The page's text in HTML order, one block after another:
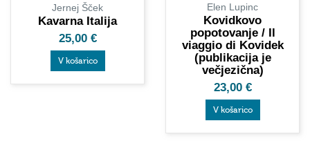
Jernej Šček
Kavarna Italija
25,00 €
V košarico
Elen Lupinc
Kovidkovo
popotovanje / Il
viaggio di Kovidek
(publikacija je
večjezična)
23,00 €
V košarico